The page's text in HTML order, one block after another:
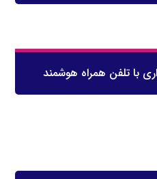
با تلفن همراه هوشمند